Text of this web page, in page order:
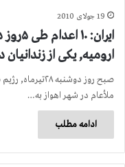
19 جولای 2010
ارومیه, یکی از
صبح روز
ملأعام در شهر اهواز به…
ادامه مطلب